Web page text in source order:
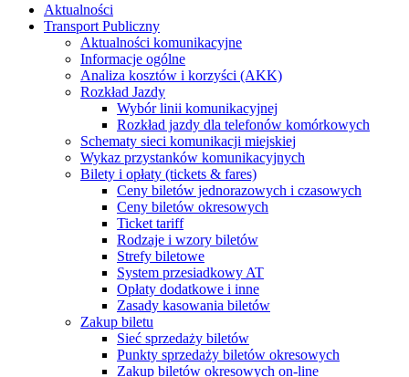
Aktualności
Transport Publiczny
Aktualności komunikacyjne
Informacje ogólne
Analiza kosztów i korzyści (AKK)
Rozkład Jazdy
Wybór linii komunikacyjnej
Rozkład jazdy dla telefonów komórkowych
Schematy sieci komunikacji miejskiej
Wykaz przystanków komunikacyjnych
Bilety i opłaty (tickets & fares)
Ceny biletów jednorazowych i czasowych
Ceny biletów okresowych
Ticket tariff
Rodzaje i wzory biletów
Strefy biletowe
System przesiadkowy AT
Opłaty dodatkowe i inne
Zasady kasowania biletów
Zakup biletu
Sieć sprzedaży biletów
Punkty sprzedaży biletów okresowych
Zakup biletów okresowych on-line